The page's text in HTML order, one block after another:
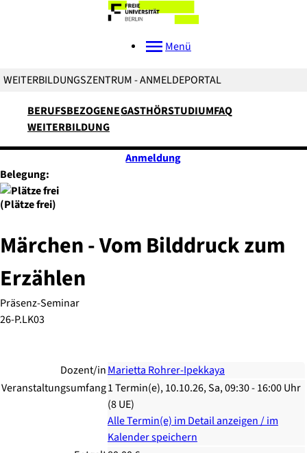
Menü
WEITERBILDUNGSZENTRUM - ANMELDEPORTAL
BERUFSBEZOGENE
WEITERBILDUNG
GASTHÖRSTUDIUMFAQ
Märchen - Vom Bilddruck zum
Erzählen
Präsenz-Seminar
26-P.LK03
Dozent/inMarietta Rohrer-Ipekkaya
Veranstaltungsumfang1 Termin(e), 10.10.26, Sa, 09:30 - 16:00 Uhr
(8 UE)
Alle Termin(e) im Detail anzeigen / im
Kalender speichern
Anmeldung
Belegung:
(Plätze frei)